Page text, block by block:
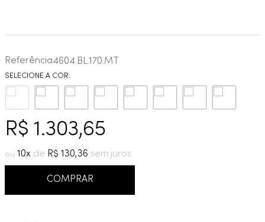
Referência4604.BL.170.MT
R$ 1.303,65
10 R$ 130,36
COMPRAR
7º
black matte
8º
red gold
9º
deca you